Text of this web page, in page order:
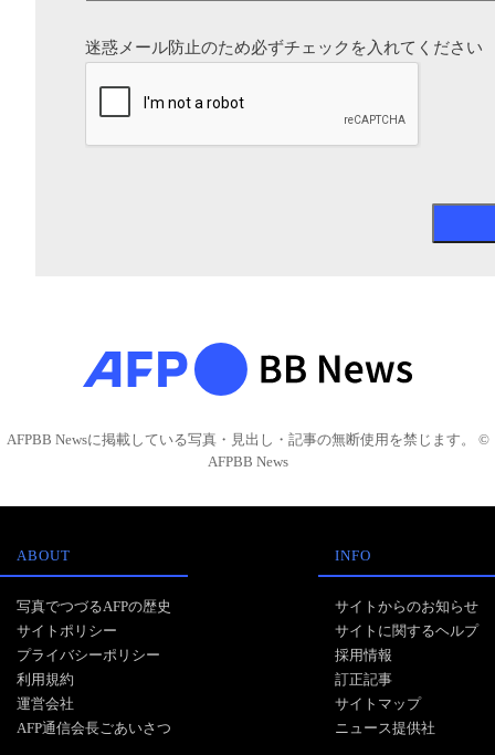
迷惑メール防止のため必ずチェックを入れてください
AFPBB Newsに掲載している写真・見出し・記事の無断使用を禁じます。 ©
AFPBB News
ABOUT
写真でつづるAFPの歴史
サイトポリシー
プライバシーポリシー
利用規約
運営会社
AFP通信会長ごあいさつ
INFO
サイトからのお知らせ
サイトに関するヘルプ
採用情報
訂正記事
サイトマップ
ニュース提供社